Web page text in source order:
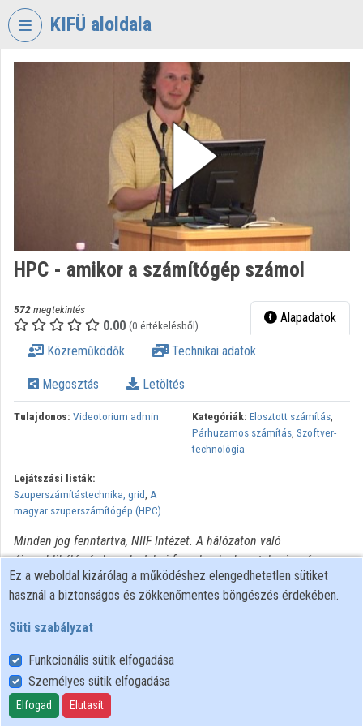
Fejléc kihagyása
KIFÜ aloldala
Intézményi kezdőlap
Bejelentkezés
Intézményi felfedezés
Kategóriák
Intézményi listák
Intézmények
Közreműködők
HPC - amikor a számítógép számol
572megtekintés
0.00 (0 értékelésből) Alapadatok
Közreműködők Technikai adatok
Megosztás Letöltés
Tulajdonos: Videotorium admin Kategóriák: Elosztott számítás,
Párhuzamos számítás, Szoftver-
technológia
Lejátszási listák:
Szuperszámítástechnika, grid, A
magyar szuperszámítógép (HPC)
Minden jog fenntartva, NIIF Intézet. A hálózaton való
újrapublikálás és kereskedelmi forgalomba hozatal szigorúan
tilos! Egyéb célú felhasználás a jogtulajdonos(ok) engedélyéhez
kötött.
Felhasználói szabályzat
Adatkezelési tájékoztató
Süti szabályzat
Ez a weboldal kizárólag a működéshez elengedhetetlen sütiket
használ a biztonságos és zökkenőmentes böngészés érdekében.
Süti szabályzat
Funkcionális sütik elfogadása
Személyes sütik elfogadása
Elfogad Elutasít